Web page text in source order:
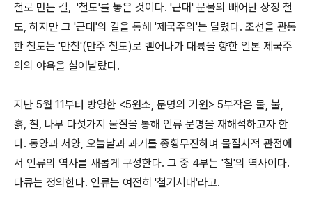
철로 만든 길, '철도'를 놓은 것이다. '근대' 문물의 빼어난 상징 철
도, 하지만 그 '근대'의 길을 통해 '제국주의'는 달렸다. 조선을 관통
한 철도는 '만철'(만주 철도)로 뻗어나가 대륙을 향한 일본 제국주
의의 야욕을 실어날랐다.
지난 5월 11부터 방영한 <5원소, 문명의 기원> 5부작은 물, 불,
흙, 철, 나무 다섯가지 물질을 통해 인류 문명을 재해석하고자 한
다. 동양과 서양, 오늘날과 과거를 종횡무진하며 물질사적 관점에
서 인류의 역사를 새롭게 구성한다. 그 중 4부는 '철'의 역사이다.
다큐는 정의한다. 인류는 여전히 '철기시대'라고.